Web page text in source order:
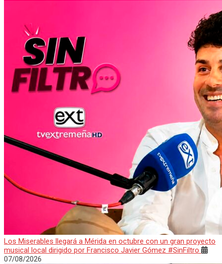
Los Miserables llegará a Mérida en octubre con un gran proyecto
musical local dirigido por Francisco Javier Gómez #SinFiltro
07/08/2026